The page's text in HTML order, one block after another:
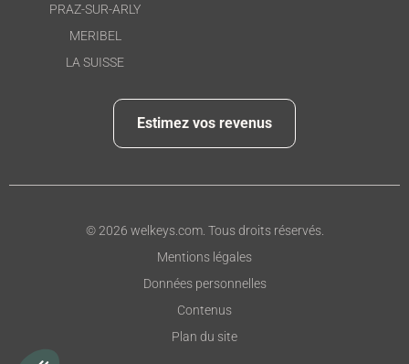
PRAZ-SUR-ARLY
MERIBEL
LA SUISSE
Estimez vos revenus
© 2026 welkeys.com. Tous droits réservés.
Mentions légales
Données personnelles
Contenus
Plan du site